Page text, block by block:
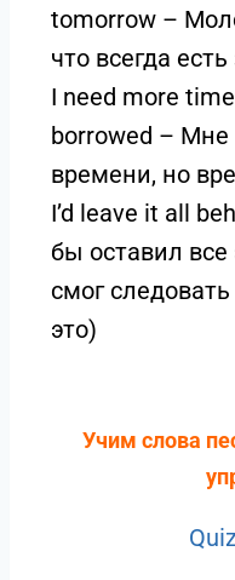
tomorrow –
что всегда есть
I need more
borrowed –
времени, но
I’d leave it all
бы оставил
смог
это)
Учим слова